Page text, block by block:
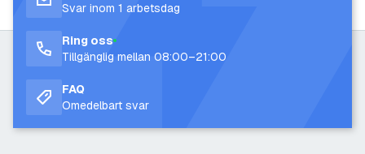
Svar inom 1 arbetsdag
Ring oss
Tillgänglig mellan 08:00–21:00
FAQ
Omedelbart svar